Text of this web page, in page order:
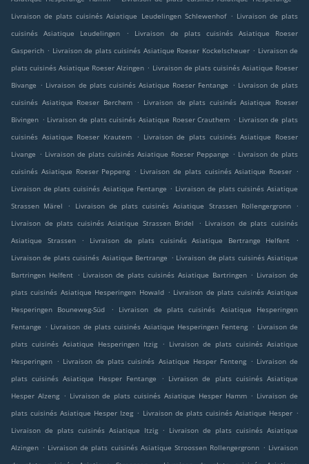
Livraison de plats cuisinés Asiatique Leudelingen Schlewenhof . Livraison de plats
cuisinés Asiatique Leudelingen
.
Livraison de plats cuisinés Asiatique Roeser
Gasperich . Livraison de plats cuisinés Asiatique Roeser Kockelscheuer . Livraison de
plats cuisinés Asiatique Roeser Alzingen . Livraison de plats cuisinés Asiatique Roeser
Bivange . Livraison de plats cuisinés Asiatique Roeser Fentange . Livraison de plats
cuisinés Asiatique Roeser Berchem . Livraison de plats cuisinés Asiatique Roeser
Bivingen . Livraison de plats cuisinés Asiatique Roeser Crauthem . Livraison de plats
cuisinés Asiatique Roeser Krautem
. Livraison de plats cuisinés Asiatique Roeser
Livange . Livraison de plats cuisinés Asiatique Roeser Peppange . Livraison de plats
cuisinés Asiatique Roeser Peppeng . Livraison de plats cuisinés Asiatique Roeser .
Livraison de plats cuisinés Asiatique Fentange . Livraison de plats cuisinés Asiatique
Strassen Märel
. Livraison de plats cuisinés Asiatique Strassen Rollengergronn
.
Livraison de plats cuisinés Asiatique Strassen Bridel
. Livraison de plats cuisinés
Asiatique Strassen
. Livraison de plats cuisinés Asiatique Bertrange Helfent
.
Livraison de plats cuisinés Asiatique Bertrange . Livraison de plats cuisinés Asiatique
Bartringen Helfent . Livraison de plats cuisinés Asiatique Bartringen . Livraison de
plats cuisinés Asiatique Hesperingen Howald . Livraison de plats cuisinés Asiatique
Hesperingen Bouneweg-Süd
.
Livraison de plats cuisinés Asiatique Hesperingen
Fentange . Livraison de plats cuisinés Asiatique Hesperingen Fenteng . Livraison de
plats cuisinés Asiatique Hesperingen Itzig
. Livraison de plats cuisinés Asiatique
Hesperingen . Livraison de plats cuisinés Asiatique Hesper Fenteng . Livraison de
plats cuisinés Asiatique Hesper Fentange
. Livraison de plats cuisinés Asiatique
Hesper Alzeng . Livraison de plats cuisinés Asiatique Hesper Hamm . Livraison de
plats cuisinés Asiatique Hesper Izeg . Livraison de plats cuisinés Asiatique Hesper .
Livraison de plats cuisinés Asiatique Itzig
. Livraison de plats cuisinés Asiatique
Alzingen . Livraison de plats cuisinés Asiatique Stroossen Rollengergronn . Livraison